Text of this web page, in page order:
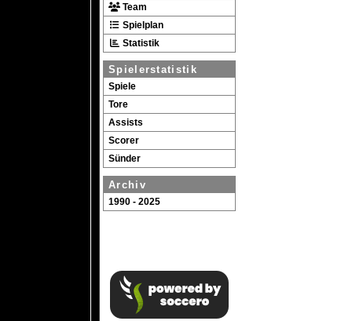
Team
Spielplan
Statistik
Spielerstatistik
Spiele
Tore
Assists
Scorer
Sünder
Archiv
1990 - 2025